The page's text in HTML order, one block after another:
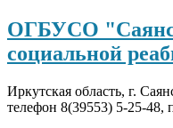
ОГБУСО
социальной
Иркутская область, г.
телефон 8(39553) 5-25-48,